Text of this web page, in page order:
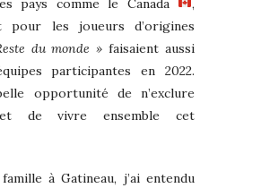
pays comme le Canada
,
pour les joueurs d’origines
du monde » faisaient aussi
participantes en 2022.
opportunité de n’exclure
de vivre ensemble cet
à Gatineau, j’ai entendu